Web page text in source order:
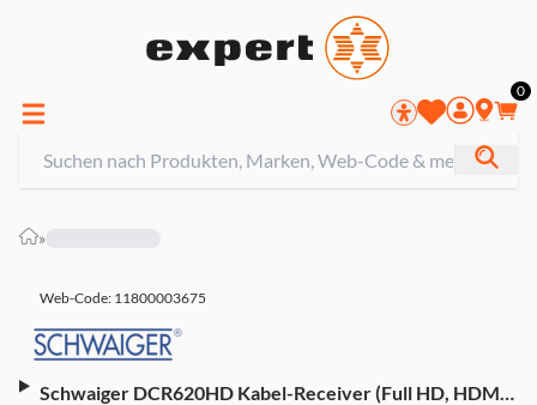
0
»
Web-Code: 11800003675
Schwaiger DCR620HD Kabel-Receiver (Full HD, HDMI;